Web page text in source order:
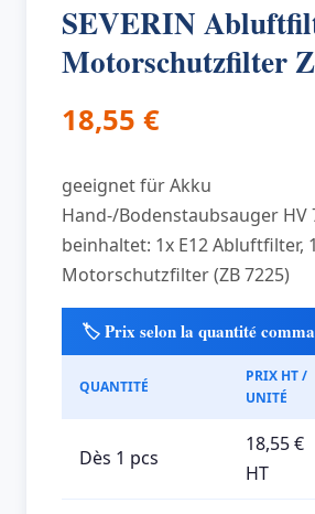
SEVERIN
Motorschutzfilter
18,55 €
geeignet für Akku
Hand-/Bodenstaubsauger HV
beinhaltet: 1x E12 Abluftfilter,
Motorschutzfilter (ZB 7225)
🏷️ Prix selon la quantité
QUANTITÉ
PRIX HT /
UNITÉ
Dès 1 pcs
18,55 €
HT